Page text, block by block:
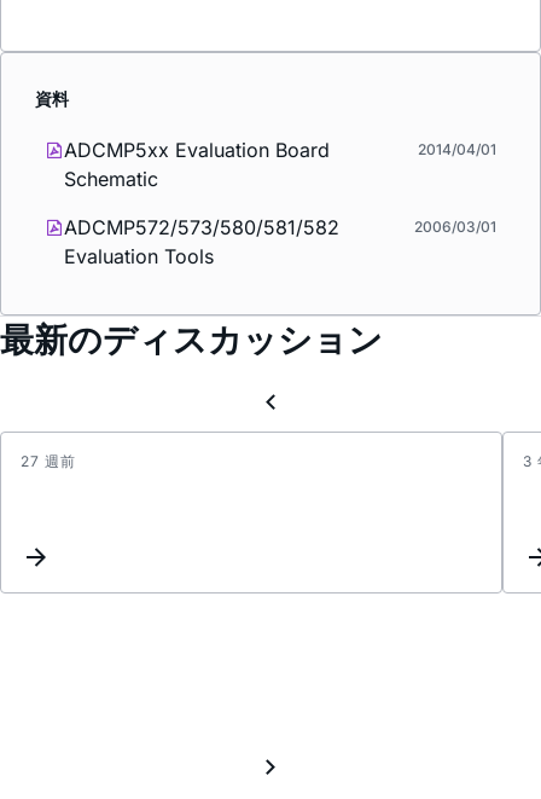
資料
ADCMP5xx Evaluation Board
Schematic
2014/04/01
ADCMP572/573/580/581/582
Evaluation Tools
2006/03/01
最新のディスカッション
27 週前 3